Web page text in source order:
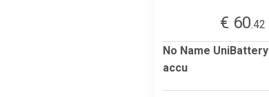
€ 60.42
No Name
accu